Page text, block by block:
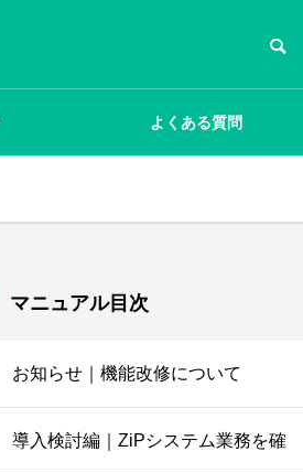
よくある質問
マニュアル目次
お知らせ｜機能改修について
導入検討編｜ZiPシステム業務を確